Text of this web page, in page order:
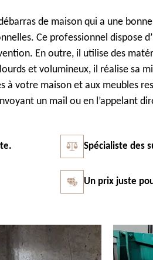
de maison qui a une
Ce professionnel dispose
En outre, il utilise des
et volumineux, il réalise sa
à votre maison et aux meubles
un mail ou en l’appelant
Spécialiste des
Un prix juste